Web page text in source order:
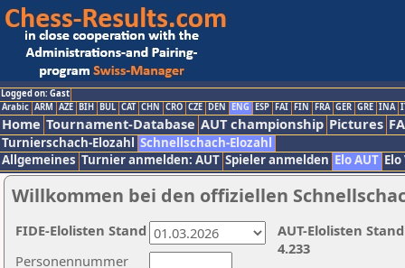
Logged on: Gast
Arabic ARM AZE BIH BUL CAT CHN CRO CZE DEN ENG ESP FAI FIN FRA GER GRE INA
Home Tournament-Database AUT championship Pictures
Turnierschach-Elozahl Schnellschach-Elozahl
Allgemeines Turnier anmelden: AUT Spieler anmelden Elo AUT
Willkommen bei den offiziellen
Personennummer
AUT-Elolisten
4.233
FIDE-Elolisten Stand